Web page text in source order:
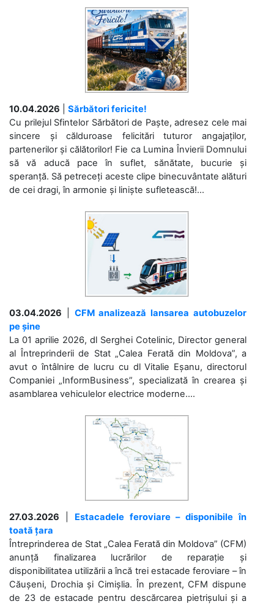
10.04.2026
Sărbători fericite!
Cu prilejul Sfintelor Sărbători de Paște, adresez cele mai
sincere și călduroase felicitări tuturor angajaților,
partenerilor și călătorilor! Fie ca Lumina Învierii Domnului
să vă aducă pace în suflet, sănătate, bucurie și
speranță. Să petreceți aceste clipe binecuvântate alături
de cei dragi, în armonie și liniște sufletească!...
03.04.2026
CFM analizează lansarea autobuzelor
pe șine
La 01 aprilie 2026, dl Serghei Cotelinic, Director general
al Întreprinderii de Stat „Calea Ferată din Moldova”, a
avut o întâlnire de lucru cu dl Vitalie Eșanu, directorul
Companiei „InformBusiness”, specializată în crearea și
asamblarea vehiculelor electrice moderne....
27.03.2026
Estacadele feroviare – disponibile în
toată țara
Întreprinderea de Stat „Calea Ferată din Moldova” (CFM)
anunță finalizarea lucrărilor de reparație și
disponibilitatea utilizării a încă trei estacade feroviare – în
Căușeni, Drochia și Cimișlia. În prezent, CFM dispune
de 23 de estacade pentru descărcarea pietrișului și a